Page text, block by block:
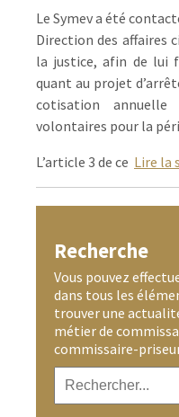
Le Symev a été
Direction des affaires
la justice, afin de lui
quant au projet
cotisation
volontaires pour la
L’article 3 de ce Lire la
Recherche
Vous pouvez
dans tous les
trouver une
métier de
commissaire-